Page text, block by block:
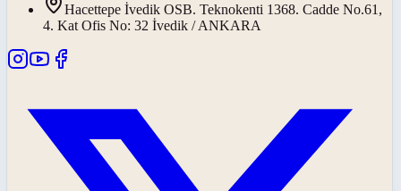
Hacettepe İvedik OSB. Teknokenti 1368. Cadde No.61,
4. Kat Ofis No: 32 İvedik / ANKARA